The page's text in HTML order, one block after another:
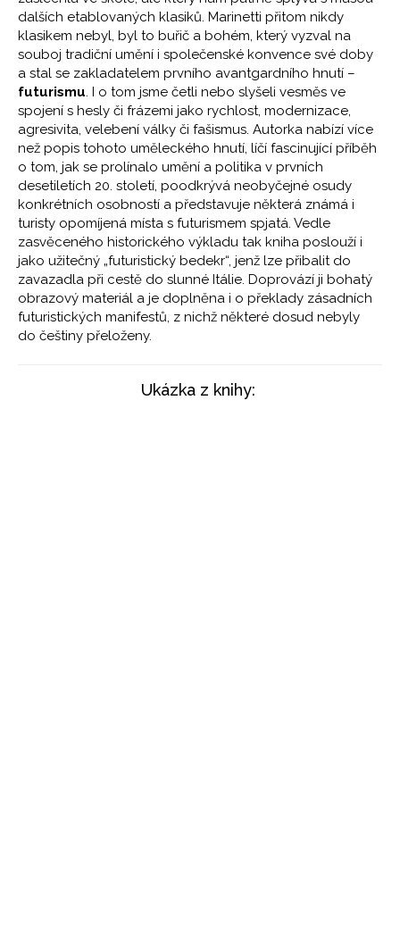
dalších etablovaných klasiků. Marinetti přitom nikdy
klasikem nebyl, byl to buřič a bohém, který vyzval na
souboj tradiční umění i společenské konvence své doby
a stal se zakladatelem prvního avantgardního hnutí –
futurismu. I o tom jsme četli nebo slyšeli vesměs ve
spojení s hesly či frázemi jako rychlost, modernizace,
agresivita, velebení války či fašismus. Autorka nabízí více
než popis tohoto uměleckého hnutí, líčí fascinující příběh
o tom, jak se prolínalo umění a politika v prvních
desetiletích 20. století, poodkrývá neobyčejné osudy
konkrétních osobností a představuje některá známá i
turisty opomíjená místa s futurismem spjatá. Vedle
zasvěceného historického výkladu tak kniha poslouží i
jako užitečný „futuristický bedekr“, jenž lze přibalit do
zavazadla při cestě do slunné Itálie. Doprovází ji bohatý
obrazový materiál a je doplněna i o překlady zásadních
futuristických manifestů, z nichž některé dosud nebyly
do češtiny přeloženy.
Ukázka z knihy: